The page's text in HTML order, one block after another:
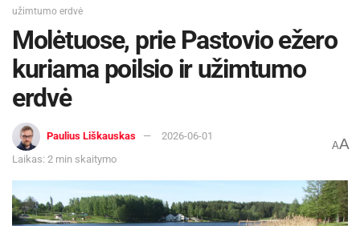
užimtumo erdvė
Molėtuose, prie Pastovio ežero
kuriama poilsio ir užimtumo
erdvė
Paulius Liškauskas
2026-06-01
Laikas: 2 min skaitymo
AA